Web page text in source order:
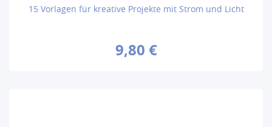
15 Vorlagen für kreative Projekte mit Strom und Licht
9,80 €